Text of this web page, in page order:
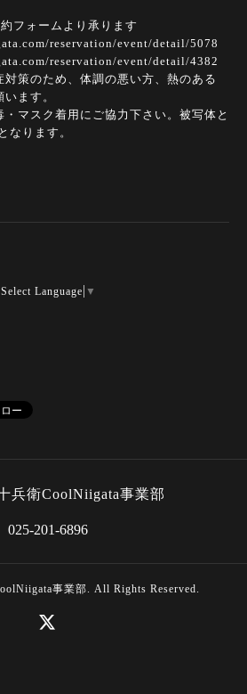
フォームより承ります
reservation/event/detail/5078
reservation/event/detail/4382
対策のため、体調の悪い方、熱のある
ます。
マスク着用にご協力下さい。被写体と
なります。
Select Language ▼
兵衛CoolNiigata事業部
025-201-6896
事業部. All Rights Reserved.